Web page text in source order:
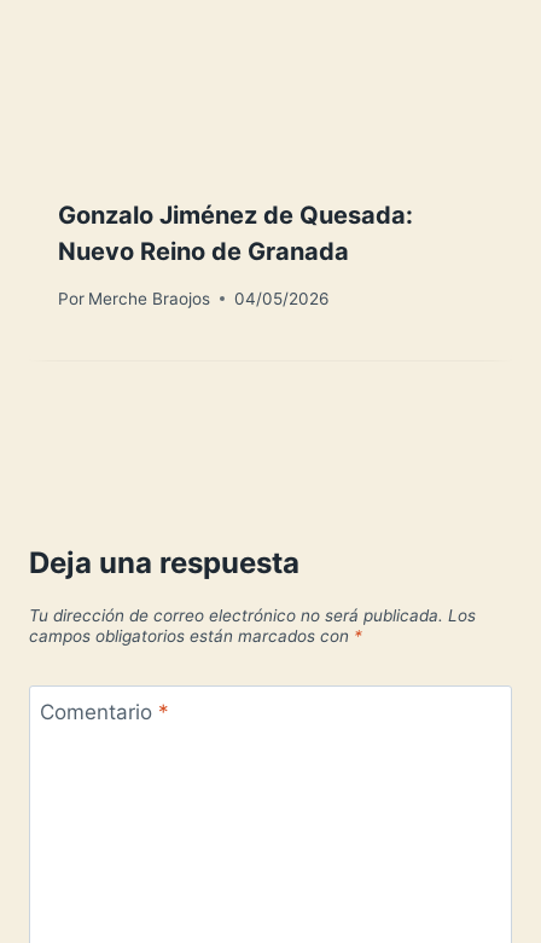
Gonzalo Jiménez de Quesada:
Nuevo Reino de Granada
Por Merche Braojos 04/05/2026
Deja una respuesta
Tu dirección de correo electrónico no será publicada. Los
campos obligatorios están marcados con *
Comentario *